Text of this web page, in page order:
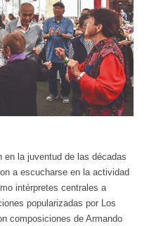
en la juventud de las décadas
a escucharse en la actividad
intérpretes centrales a
popularizadas por Los
composiciones de Armando